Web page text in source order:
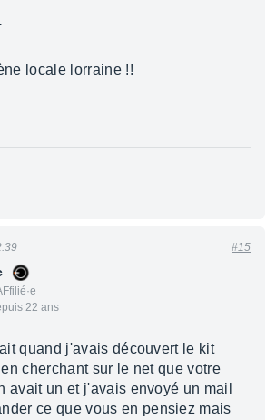
locale lorraine !!
22 ans
#15
quand j'avais découvert le kit
cherchant sur le net que votre
avait un et j'avais envoyé un mail
ce que vous en pensiez mais